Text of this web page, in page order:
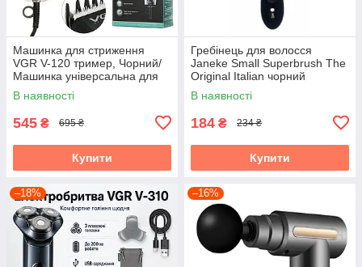
Машинка для стриження
VGR V-120 тример, Чорний/
Машинка універсальна для
стриження волосся
В наявності
545 ₴ 695 ₴
Купити
Гребінець для волосся
Janeke Small Superbrush The
Original Italian чорний
В наявності
184 ₴ 234 ₴
Купити
–18% –16%